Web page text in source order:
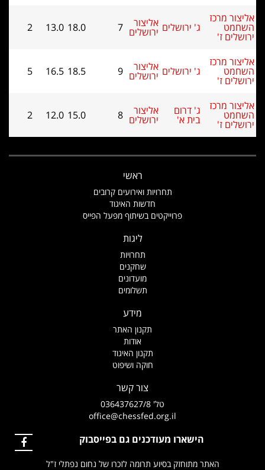
מרכז
ז'
ג' ירושלים אליצור
ירושלים 7
18.0
13.0
2
מרכז
ז'
ג' ירושלים אליצור
ירושלים 9
18.5
16.5
5
מרכז
ז'
ג' דרום
בית א'
אליצור
ירושלים 8
15.0
12.0
2
תחרויות ואירועים קרובים
חדשות האיגוד
פרוייקטים בשיתוף מפעל הפייס
תקנון האתר
תקנון האיגוד
חוקה ושיפוט
office@chessfed.org.il
הישארו מעודכנים גם בפייסבוק
האתר מתוחזק בסיוע תרומה לזכרו של נחום נפתלי ז"ל